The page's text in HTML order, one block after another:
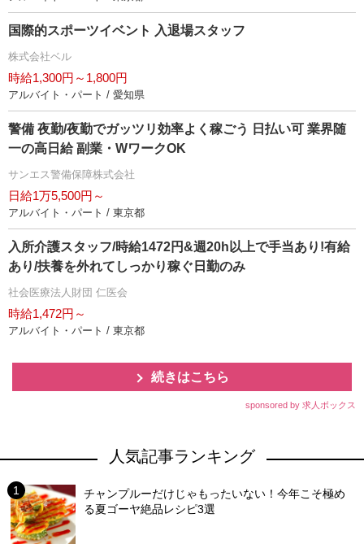
国際的スポーツイベント 入退場スタッフ
株式会社ベル
時給1,300円～1,800円
アルバイト・パート / 愛知県
警備 夜勤/夜勤でガッツリ効率よく稼ごう 日払い可 業界随
一の高日給 副業・WワークOK
サンエス警備保障株式会社
日給1万5,500円～
アルバイト・パート / 東京都
入所介護スタッフ/時給1472円&週20h以上で手当あり!有給
あり/扶養を外れてしっかり稼ぐ日勤のみ
社会医療法人財団 仁医会
時給1,472円～
アルバイト・パート / 東京都
続きはこちら
sponsored by 求人ボックス
人気記事ランキング
チャンプルーだけじゃもったいない！今年こそ極め
る夏ゴーヤ絶品レシピ3選